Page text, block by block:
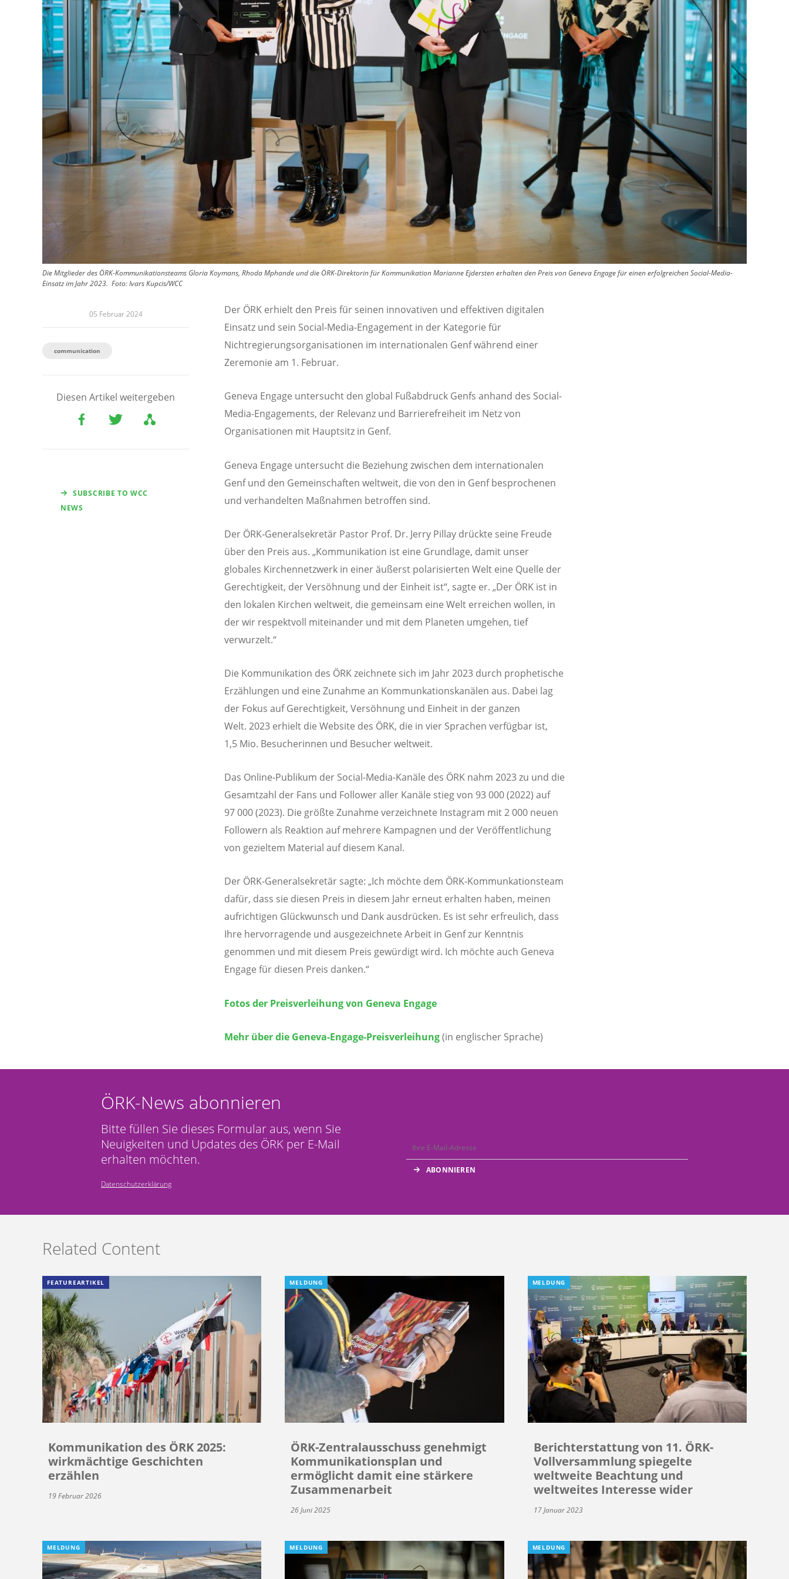
Die Mitglieder des ÖRK-Kommunikationsteams Gloria Koymans, Rhoda Mphande und die ÖRK-Direktorin für Kommunikation Marianne Ejdersten erhalten den Preis von Geneva Engage für einen erfolgreichen Social-Media-
Einsatz im Jahr 2023. Foto:Ivars Kupcis/WCC
05 Februar 2024
communication
Diesen Artikel weitergeben
SUBSCRIBE TO WCC
NEWS
Der ÖRK erhielt den Preis für seinen innovativen und effektiven digitalen
Einsatz und sein Social-Media-Engagement in der Kategorie für
Nichtregierungsorganisationen im internationalen Genf während einer
Zeremonie am 1. Februar.
Geneva Engage untersucht den global Fußabdruck Genfs anhand des Social-
Media-Engagements, der Relevanz und Barrierefreiheit im Netz von
Organisationen mit Hauptsitz in Genf.
Geneva Engage untersucht die Beziehung zwischen dem internationalen
Genf und den Gemeinschaften weltweit, die von den in Genf besprochenen
und verhandelten Maßnahmen betroffen sind.
Der ÖRK-Generalsekretär Pastor Prof. Dr. Jerry Pillay drückte seine Freude
über den Preis aus. „Kommunikation ist eine Grundlage, damit unser
globales Kirchennetzwerk in einer äußerst polarisierten Welt eine Quelle der
Gerechtigkeit, der Versöhnung und der Einheit ist“, sagte er. „Der ÖRK ist in
den lokalen Kirchen weltweit, die gemeinsam eine Welt erreichen wollen, in
der wir respektvoll miteinander und mit dem Planeten umgehen, tief
verwurzelt.“
Die Kommunikation des ÖRK zeichnete sich im Jahr 2023 durch prophetische
Erzählungen und eine Zunahme an Kommunkationskanälen aus. Dabei lag
der Fokus auf Gerechtigkeit, Versöhnung und Einheit in der ganzen
Welt. 2023 erhielt die Website des ÖRK, die in vier Sprachen verfügbar ist,
1,5 Mio. Besucherinnen und Besucher weltweit.
Das Online-Publikum der Social-Media-Kanäle des ÖRK nahm 2023 zu und die
Gesamtzahl der Fans und Follower aller Kanäle stieg von 93 000 (2022) auf
97 000 (2023). Die größte Zunahme verzeichnete Instagram mit 2 000 neuen
Followern als Reaktion auf mehrere Kampagnen und der Veröffentlichung
von gezieltem Material auf diesem Kanal.
Der ÖRK-Generalsekretär sagte: „Ich möchte dem ÖRK-Kommunkationsteam
dafür, dass sie diesen Preis in diesem Jahr erneut erhalten haben, meinen
aufrichtigen Glückwunsch und Dank ausdrücken. Es ist sehr erfreulich, dass
Ihre hervorragende und ausgezeichnete Arbeit in Genf zur Kenntnis
genommen und mit diesem Preis gewürdigt wird. Ich möchte auch Geneva
Engage für diesen Preis danken.“
Fotos der Preisverleihung von Geneva Engage
Mehr über die Geneva-Engage-Preisverleihung(in englischer Sprache)
ÖRK-News abonnieren
Bitte füllen Sie dieses Formular aus, wenn Sie
Neuigkeiten und Updates des ÖRK per E-Mail
erhalten möchten.
Datenschutzerklärung
Related Content
FEATUREARTIKEL
Kommunikation des ÖRK 2025:
wirkmächtige Geschichten
erzählen
19 Februar 2026
MELDUNG
ÖRK-Zentralausschuss genehmigt
Kommunikationsplan und
ermöglicht damit eine stärkere
Zusammenarbeit
26 Juni 2025
MELDUNG
Berichterstattung von 11. ÖRK-
Vollversammlung spiegelte
weltweite Beachtung und
weltweites Interesse wider
17 Januar 2023
MELDUNG MELDUNG MELDUNG